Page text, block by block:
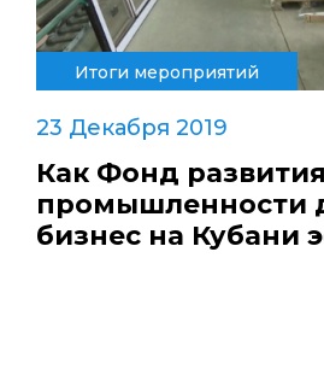
Итоги мероприятий
23 Декабря 2019
Как Фонд развития
промышленности
бизнес на Кубани